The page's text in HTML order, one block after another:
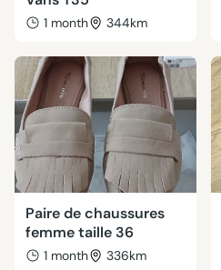
1 month 344km
Paire de chaussures
femme taille 36
1 month 336km